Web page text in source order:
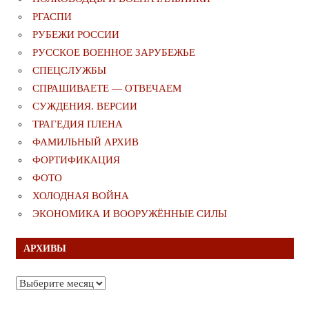
РГАСПИ
РУБЕЖИ РОССИИ
РУССКОЕ ВОЕННОЕ ЗАРУБЕЖЬЕ
СПЕЦСЛУЖБЫ
СПРАШИВАЕТЕ — ОТВЕЧАЕМ
СУЖДЕНИЯ. ВЕРСИИ
ТРАГЕДИЯ ПЛЕНА
ФАМИЛЬНЫЙ АРХИВ
ФОРТИФИКАЦИЯ
ФОТО
ХОЛОДНАЯ ВОЙНА
ЭКОНОМИКА И ВООРУЖЁННЫЕ СИЛЫ
АРХИВЫ
Архивы